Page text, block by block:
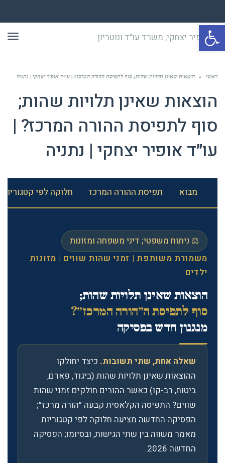
פתח סרגל נגישות
ראשי » הוצאות שאינן תלויות שהות; סוף לתפיסת ההורה המרכז? | עו״ד אופיר יצחקי | נתניה
הוצאות שאינן תלויות שהות;
סוף לתפיסת ההורה המרכז? |
עו״ד אופיר יצחקי | נתניה
מבוא תפיסת ההורה המרכז חלוקה לפי קטגוריות
⚖️ ניתוח משפטי; דיני משפחה ומזונות
משמורת משותפת | זמני שהות שווים | מזונות
ילדים
הוצאות שאינן תלויות שהות;
סוף לתפיסת ה״הורה המרכז״?
מנגנון חדש בפסיקה
שאלה אחת, שתי תשובות. כיצד יחולקו
ההוצאות שאינן תלויות שהות (ביגוד, פארם,
ביטוח, רב-קו) כאשר ההורים חולקים זמני שהות
שווים? התפיסה הקלאסית קבעה ״הורה מרכז״;
הפסיקה החדשה מציעה חלוקה לפי קטגוריות.
מאמר משווה בין שתי הגישות, ובסיומו; הפסיקה
החדשה 2026.